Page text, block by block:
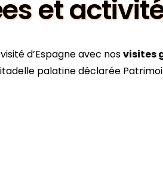
et
d’Espagne avec nosvisites
palatine déclarée